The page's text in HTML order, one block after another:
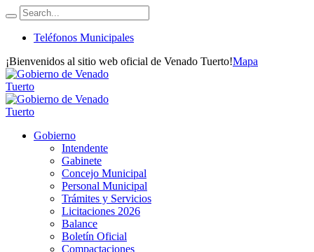
Teléfonos Municipales
¡Bienvenidos al sitio web oficial de Venado Tuerto!Mapa
Gobierno
Intendente
Gabinete
Concejo Municipal
Personal Municipal
Trámites y Servicios
Licitaciones 2026
Balance
Boletín Oficial
Compactaciones